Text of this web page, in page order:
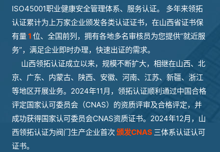
ISO45001职业健康安全管理体系、服务认证。 多年来领拓
认证累计为上万家企业颁发各类认证证书，在山西省证书保
有量1 位、全国前列，拥有各地多名审核员为您提供“就近服
务”，满足企业即时办理，快速出证的需求。
山西领拓认证成立以来，规模不断扩大，相继在山西、北
京、广东、内蒙古、陕西、安徽、河南、江苏、新疆、浙江
等地区开展业务。2024年11月，领拓认证顺利通过中国合格
评定国家认可委员会（CNAS）的资质评审及合格评定，并
成功获得国家认可委员会CNAS资质证书。2024年12月，山
西领拓认证为阀门生产企业首次 颁发CNAS 三体系认证认可
证书。